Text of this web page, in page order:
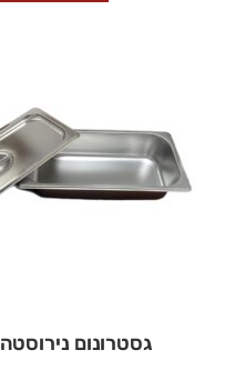
גסטרונום